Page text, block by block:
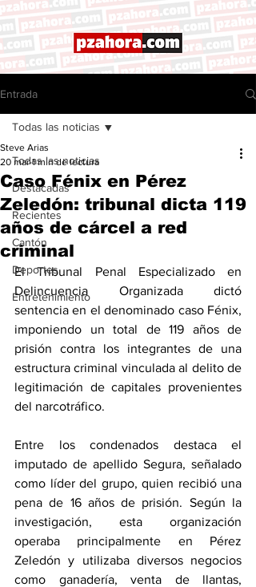
Entrada
Todas las noticias
Destacadas
Recientes
Cantón
Deportes
Entretenimiento
Todas las noticias
Caso Fénix en Pérez
Zeledón: tribunal dicta 119
años de cárcel a red
criminal
Steve Arias
20 mar 1 min de lectura
El Tribunal Penal Especializado en
Delincuencia Organizada dictó
sentencia en el denominado caso Fénix,
imponiendo un total de 119 años de
prisión contra los integrantes de una
estructura criminal vinculada al delito de
legitimación de capitales provenientes
del narcotráfico.
Entre los condenados destaca el
imputado de apellido Segura, señalado
como líder del grupo, quien recibió una
pena de 16 años de prisión. Según la
investigación, esta organización
operaba principalmente en Pérez
Zeledón y utilizaba diversos negocios
como ganadería, venta de llantas,